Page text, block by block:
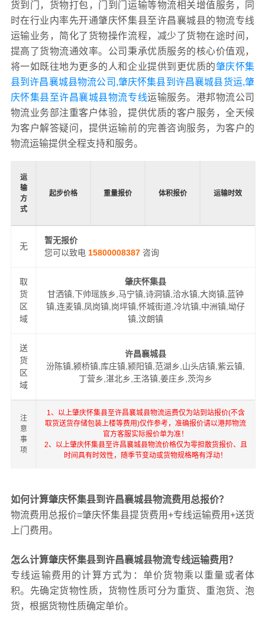
货到门，货物打包，门到门运输等物流相关增值服务，同
时在行业内率先开通肇庆怀集县至许昌襄城县的物流专线
运输业务，简化了货物操作流程，减少了货物在途时间，
提高了货物流通效率。公司秉承优质服务的核心价值观，
将一如既往地为更多的人和企业提供到更优质的肇庆怀集
县到许昌襄城县物流公司,肇庆怀集县到许昌襄城县货运,肇
庆怀集县至许昌襄城县物流专线运输服务。港邦物流公司
物流业务部注重客户体验，提供优质的客户服务，全天候
为客户解答疑问，提供运输前的完善咨询服务，为客户的
物流运输提供全程支持和服务。
运
输
方
式
起步价格 重量报价 体积报价 运输时效
无
暂无报价
您可以致电 15800008387 咨询
取
货
区
域
肇庆怀集县
甘洒镇,下帅瑶族乡,马宁镇,诗洞镇,洽水镇,大岗镇,蓝钟
镇,连麦镇,凤岗镇,岗坪镇,怀城街道,冷坑镇,中洲镇,坳仔
镇,汶朗镇
送
货
区
域
许昌襄城县
汾陈镇,颍桥镇,库庄镇,颍阳镇,范湖乡,山头店镇,紫云镇,
丁营乡,湛北乡,王洛镇,姜庄乡,茨沟乡
注
意
事
项
1、以上肇庆怀集县至许昌襄城县物流运费仅为站到站报价(不含
取货送货存储包装上楼等费用)仅作参考，准确报价请以港邦物流
官方客服实际报价单为准！
2、以上肇庆怀集县至许昌襄城县物流价格仅为零担散货报价、且
时间具有时效性，随季节变动或货物规格略有浮动！
如何计算肇庆怀集县到许昌襄城县物流费用总报价？
物流费用总报价=肇庆怀集县提货费用+专线运输费用+送货
上门费用。
怎么计算肇庆怀集县到许昌襄城县物流专线运输费用？
专线运输费用的计算方式为：单价货物乘以重量或者体
积。先确定货物性质，货物性质可分为重货、重泡货、泡
货，根据货物性质确定单价。